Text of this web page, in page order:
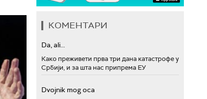
КОМЕНТАРИ
Da, ali...
Како преживети прва три дана катастрофе у
Србији, и за шта нас припрема ЕУ
Dvojnik mog oca